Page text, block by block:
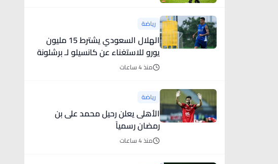
رياضة
الهلال السعودي يشترط 15 مليون
يورو للاستغناء عن كانسيلو لـ برشلونة
منذ 4 ساعات
رياضة
الأهلى يعلن رحيل محمد على بن
رمضان رسمياً
منذ 4 ساعات